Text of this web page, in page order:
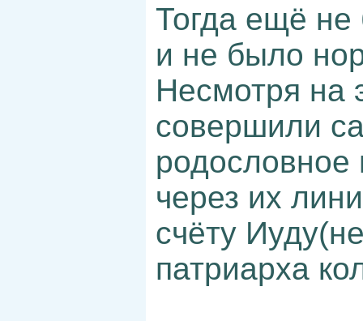
Тогда ещё
и не было
Несмотря на
совершили
через их
счёту
патриарха